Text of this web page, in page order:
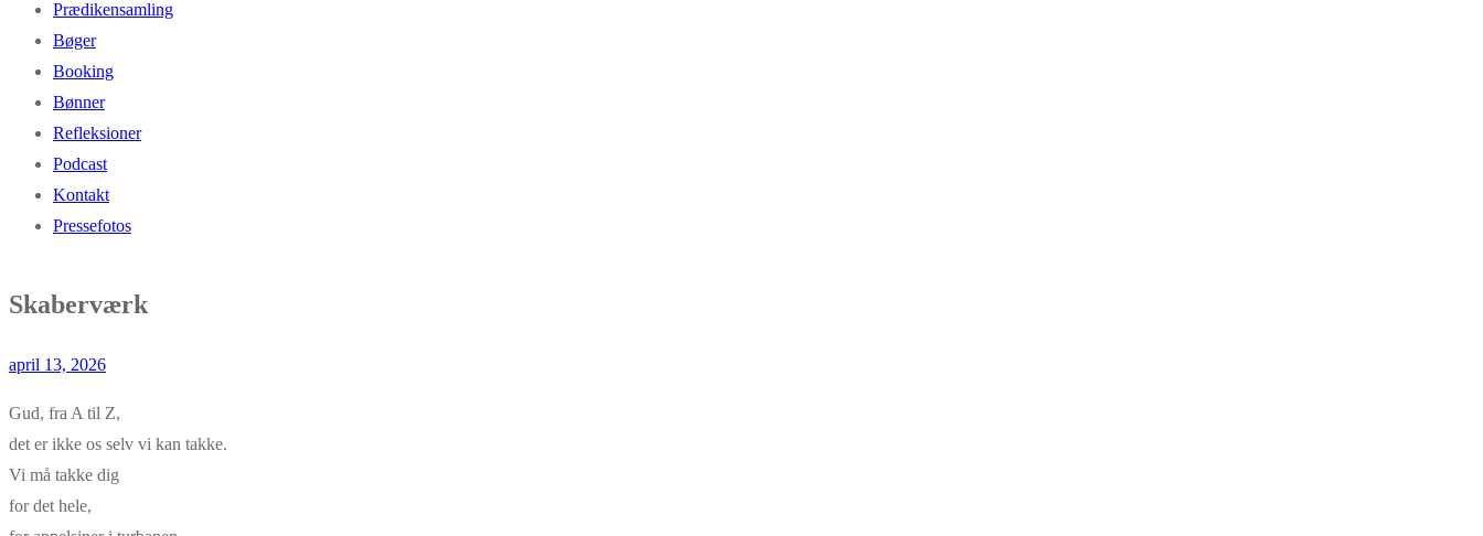
Prædikensamling
Bøger
Booking
Bønner
Refleksioner
Podcast
Kontakt
Pressefotos
Skaberværk
april 13, 2026
Gud, fra A til Z,
det er ikke os selv vi kan takke.
Vi må takke dig
for det hele,